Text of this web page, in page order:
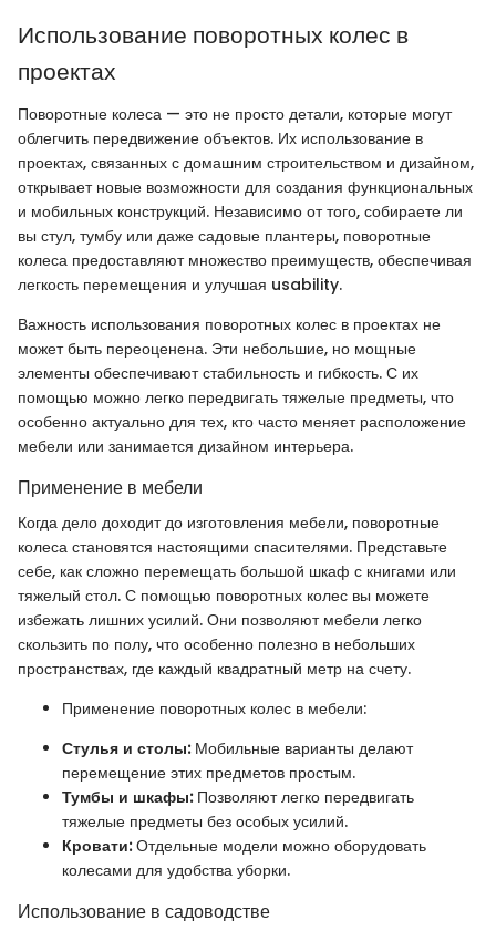
Использование поворотных колес в
проектах
Поворотные колеса — это не просто детали, которые могут
облегчить передвижение объектов. Их использование в
проектах, связанных с домашним строительством и дизайном,
открывает новые возможности для создания функциональных
и мобильных конструкций. Независимо от того, собираете ли
вы стул, тумбу или даже садовые плантеры, поворотные
колеса предоставляют множество преимуществ, обеспечивая
легкость перемещения и улучшая usability.
Важность использования поворотных колес в проектах не
может быть переоценена. Эти небольшие, но мощные
элементы обеспечивают стабильность и гибкость. С их
помощью можно легко передвигать тяжелые предметы, что
особенно актуально для тех, кто часто меняет расположение
мебели или занимается дизайном интерьера.
Применение в мебели
Когда дело доходит до изготовления мебели, поворотные
колеса становятся настоящими спасителями. Представьте
себе, как сложно перемещать большой шкаф с книгами или
тяжелый стол. С помощью поворотных колес вы можете
избежать лишних усилий. Они позволяют мебели легко
скользить по полу, что особенно полезно в небольших
пространствах, где каждый квадратный метр на счету.
Применение поворотных колес в мебели:
Стулья и столы:Мобильные варианты делают
перемещение этих предметов простым.
Тумбы и шкафы:Позволяют легко передвигать
тяжелые предметы без особых усилий.
Кровати:Отдельные модели можно оборудовать
колесами для удобства уборки.
Использование в садоводстве